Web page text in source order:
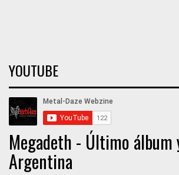
YOUTUBE
Megadeth - Último álbum
Argentina